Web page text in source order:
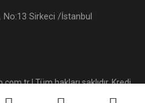
No:13 Sirkeci /İstanbul
| Tüm hakları saklıdır. Kredi